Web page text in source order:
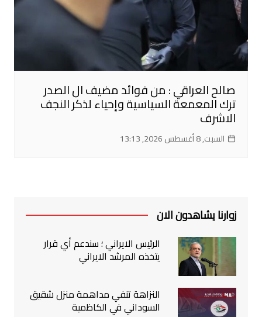
صالح العراقي : من فوائد مضيف ال الصدر
ترك المعمعة السياسية وإحياء لذكر النجف
الاشرف
السبت, 8 أغسطس 2026, 13:13
زوارنا يشاهدون الان
الرئيس الايراني ؛ سندعم أي قرار
يتخذه المرشد الايراني
النزاهة تنفي مداهمة منزل شقيق
السوداني في الكاظمية